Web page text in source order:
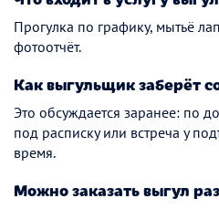
Прогулка по графику, мытьё
фотоотчёт.
Как выгульщик заберёт
Это обсуждается заранее: по
под расписку или встреча у
время.
Можно заказать выгул